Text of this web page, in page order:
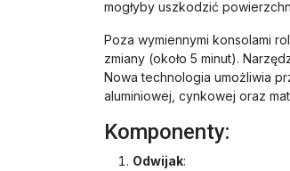
mogłyby uszkodzić
Poza wymiennymi konsolami
zmiany (około 5 minut).
Nowa technologia umożliwia
aluminiowej, cynkowej oraz
Komponenty:
Odwijak: